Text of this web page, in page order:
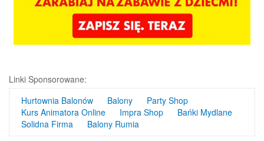
Linki Sponsorowane:
Hurtownia Balonów
Balony
Party Shop
Kurs Animatora Online
Impra Shop
Bańki Mydlane
Solidna Firma
Balony Rumia